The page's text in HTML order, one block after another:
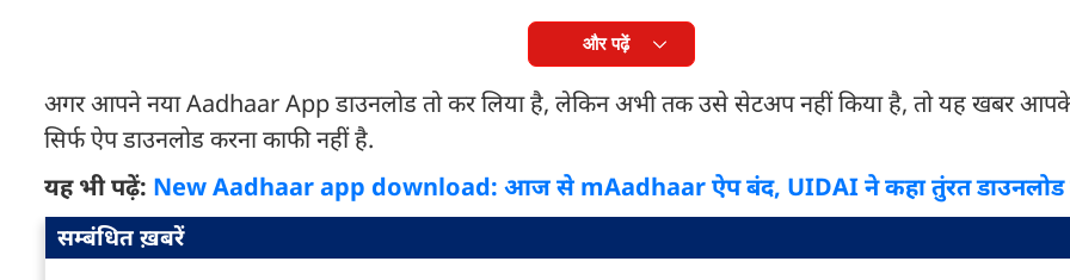
और पढ़ें
अगर आपने नया Aadhaar App डाउनलोड तो कर लिया है, लेकिन अभी तक उसे सेटअप नहीं किया है, तो यह खबर
सिर्फ ऐप डाउनलोड करना काफी नहीं है.
यह भी पढ़ें: New Aadhaar app download: आज से mAadhaar ऐप बंद, UIDAI ने कहा तुंरत डाउनलोड
सम्बंधित ख़बरें